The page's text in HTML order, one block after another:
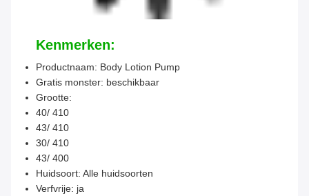
Kenmerken:
Productnaam: Body Lotion Pump
Gratis monster: beschikbaar
Grootte:
40/ 410
43/ 410
30/ 410
43/ 400
Huidsoort: Alle huidsoorten
Verfvrije: ja